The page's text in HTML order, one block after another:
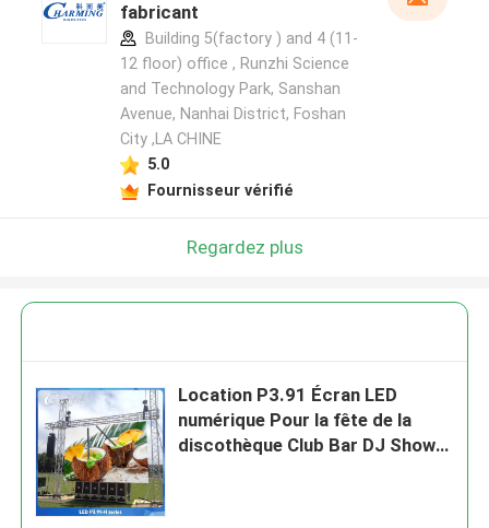
fabricant
Building 5(factory ) and 4 (11-
12 floor) office , Runzhi Science
and Technology Park, Sanshan
Avenue, Nanhai District, Foshan
City ,LA CHINE
5.0
Fournisseur vérifié
Regardez plus
Location P3.91 Écran LED
numérique Pour la fête de la
discothèque Club Bar DJ Show